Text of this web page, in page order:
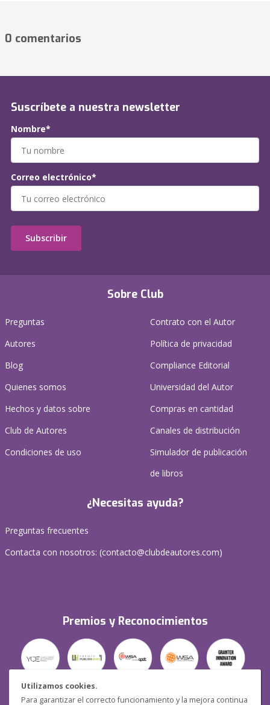
Utilizamos cookies.
Para garantizar el correcto funcionamiento y la mejora continua
0 comentarios
Sobre Club
Preguntas
Autores
Blog
Quienes somos
Hechos y datos sobre
Club de Autores
Condiciones de uso
Contrato con el Autor
Política de privacidad
Compliance Editorial
Universidad del Autor
Compras en cantidad
Canales de distribución
Simulador de publicación
de libros
¿Necesitas ayuda?
Preguntas frecuentes
Contacta con nosotros: (contacto@clubdeautores.com)
Premios y Reconocimientos
Suscríbete a nuestra newsletter
Nombre*
Correo electrónico*
Subscribir